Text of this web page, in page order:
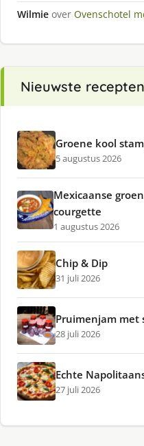
Wilmie over Ovenschotel
Nieuwste recepten
Groene kool
5 augustus 2026
Mexicaanse
courgette
1 augustus 2026
Chip & Dip
31 juli 2026
Pruimenjam met
28 juli 2026
Echte
27 juli 2026